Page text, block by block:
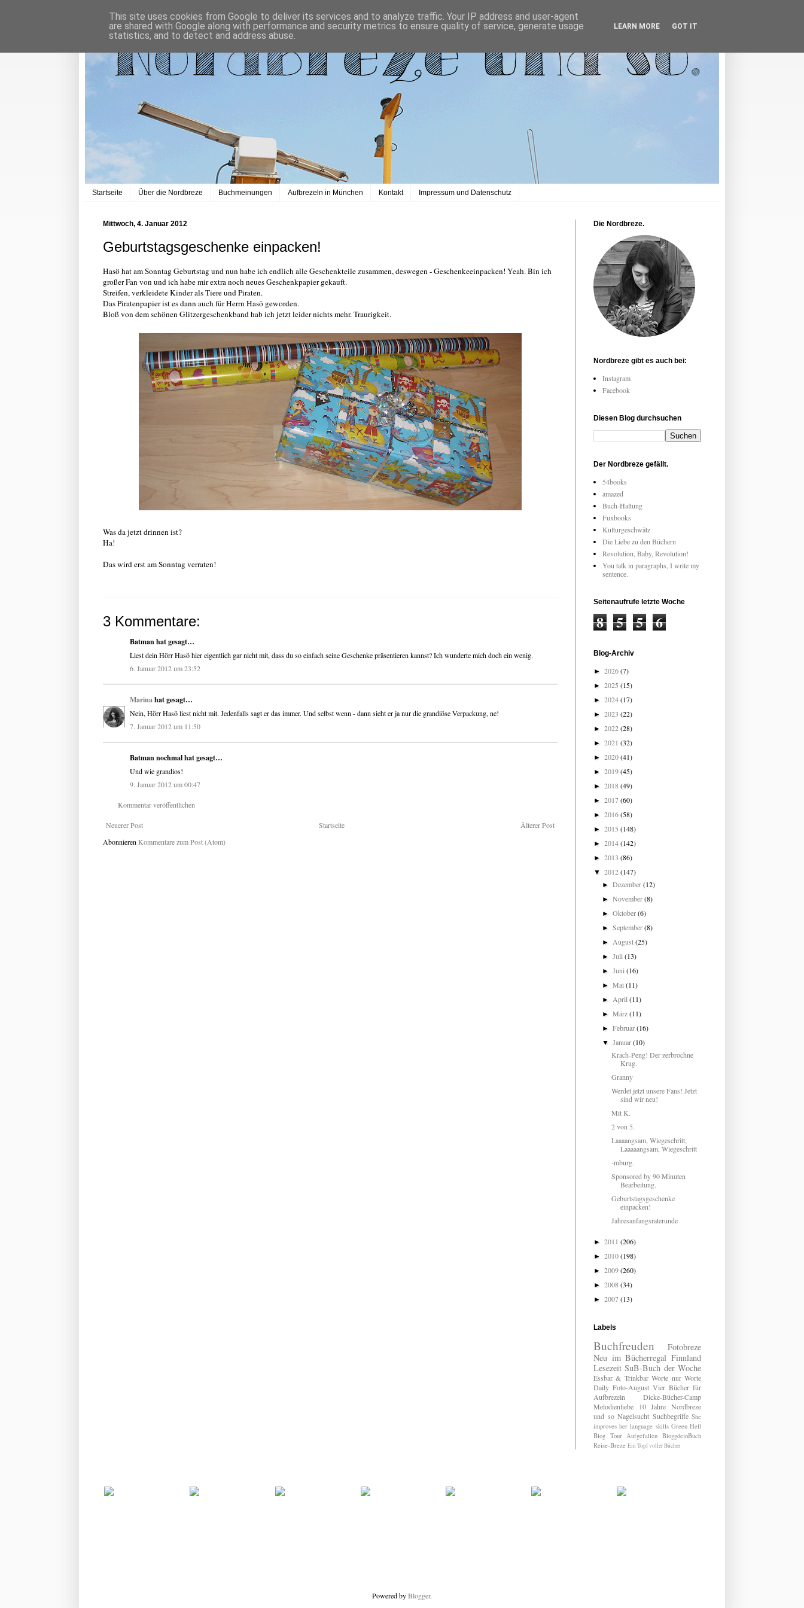
Startseite Über die Nordbreze Buchmeinungen Aufbrezeln in München Kontakt Impressum und Datenschutz
Mittwoch, 4. Januar 2012
Geburtstagsgeschenke einpacken!
Hasö hat am Sonntag Geburtstag und nun habe ich endlich alle Geschenkteile zusammen, deswegen - Geschenkeeinpacken! Yeah. Bin ich
großer Fan von und ich habe mir extra noch neues Geschenkpapier gekauft.
Streifen, verkleidete Kinder als Tiere und Piraten.
Das Piratenpapier ist es dann auch für Herrn Hasö geworden.
Bloß von dem schönen Glitzergeschenkband hab ich jetzt leider nichts mehr. Traurigkeit.
Was da jetzt drinnen ist?
Ha!
Das wird erst am Sonntag verraten!
3 Kommentare:
Batman hat gesagt…
Liest dein Hörr Hasö hier eigentlich gar nicht mit, dass du so einfach seine Geschenke präsentieren kannst? Ich wunderte mich doch ein wenig.
6. Januar 2012 um 23:52
Marinahat gesagt…
Nein, Hörr Hasö liest nicht mit. Jedenfalls sagt er das immer. Und selbst wenn - dann sieht er ja nur die grandiöse Verpackung, ne!
7. Januar 2012 um 11:50
Batman nochmal hat gesagt…
Und wie grandios!
9. Januar 2012 um 00:47
Kommentar veröffentlichen
Neuerer Post Älterer Post
Startseite
Abonnieren Kommentare zum Post (Atom)
Die Nordbreze.
Nordbreze gibt es auch bei:
Instagram
Facebook
Diesen Blog durchsuchen
Der Nordbreze gefällt.
54books
amazed
Buch-Haltung
Fuxbooks
Kulturgeschwätz
Die Liebe zu den Büchern
Revolution, Baby, Revolution!
You talk in paragraphs, I write my
sentence.
Seitenaufrufe letzte Woche
8 5 5 6
Blog-Archiv
► 2026(7)
► 2025 (15)
► 2024(17)
► 2023 (22)
► 2022(28)
► 2021 (32)
► 2020(41)
► 2019(45)
► 2018(49)
► 2017(60)
► 2016(58)
► 2015 (148)
► 2014(142)
► 2013 (86)
▼ 2012(147)
►Dezember(12)
►November(8)
►Oktober(6)
►September(8)
►August(25)
►Juli(13)
►Juni(16)
►Mai(11)
►April(11)
►März(11)
►Februar(16)
▼Januar(10)
Krach-Peng! Der zerbrochne
Krug.
Granny
Werdet jetzt unsere Fans! Jetzt
sind wir neu!
Mit K.
2 von 5.
Laaaangsam, Wiegeschritt,
Laaaaangsam, Wiegeschritt
-mburg.
Sponsored by 90 Minuten
Bearbeitung.
Geburtstagsgeschenke
einpacken!
Jahresanfangsraterunde
► 2011 (206)
► 2010(198)
► 2009(260)
► 2008(34)
► 2007(13)
Labels
Buchfreuden
Fotobreze
Neu im Bücherregal Finnland
Lesezeit SuB-Buch der Woche
Essbar & Trinkbar Worte nur Worte
Daily Foto-August Vier Bücher für
Aufbrezeln
Dicke-Bücher-Camp
Melodienliebe
10 Jahre Nordbreze
und so Nagelsucht Suchbegriffe She
improves her language skills Green Hell
Blog Tour Aufgefallen BloggdeinBuch
Reise-Breze Ein Topf voller Bücher
Powered byBlogger.
This site uses cookies from Google to deliver its services and to analyze traffic. Your IP address and user-agent
are shared with Google along with performance and security metrics to ensure quality of service, generate usage
statistics, and to detect and address abuse.
LEARN MORE GOT IT